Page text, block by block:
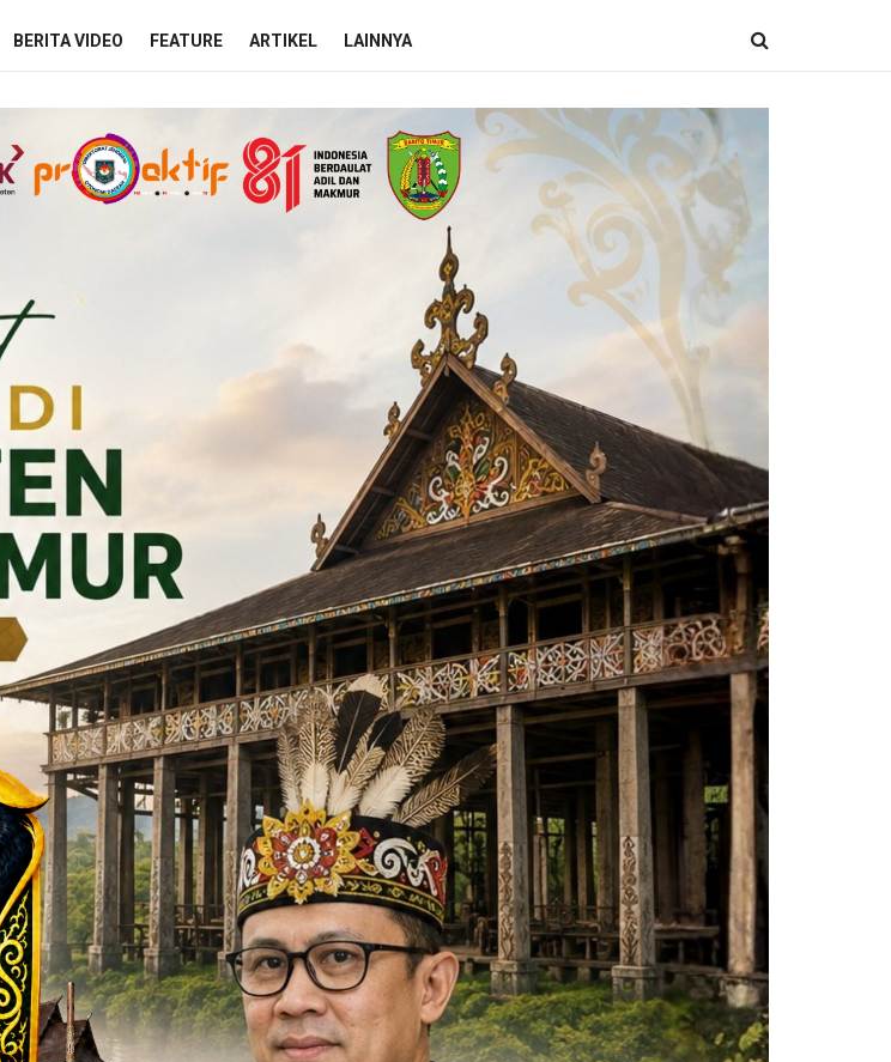
BERITA VIDEO FEATURE ARTIKEL LAINNYA